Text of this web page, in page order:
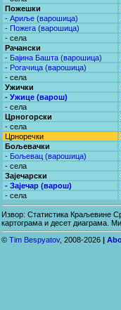
Пожешки
- Ариље (варошица)
- Пожега (варошица)
- села
Рачански
- Бајина Башта (варошица)
- Рогачица (варошица)
- села
Ужички
- Ужице (варош)
- села
Црногорски
- села
Црноречки
Бољевачки
- Бољевац (варошица)
- села
Зајечарски
- Зајечар (варош)
- села
Извор: Статистика Краљевине
картограма и десет диаграма.
© Tim Bespyatov, 2008-2026